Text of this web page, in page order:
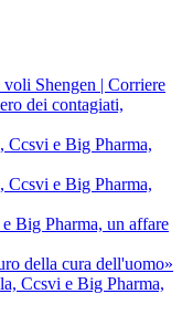
voli Shengen | Corriere
dei contagiati,
Ccsvi e Big Pharma,
Ccsvi e Big Pharma,
Big Pharma, un affare
della cura dell'uomo»
Ccsvi e Big Pharma,